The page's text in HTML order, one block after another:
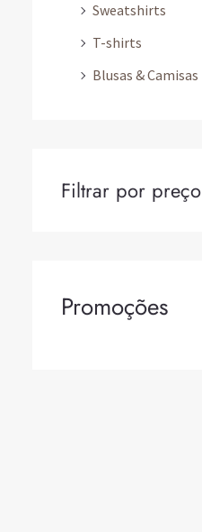
Sweatshirts
T-shirts
Blusas & Camisas
Filtrar por preço
Promoções